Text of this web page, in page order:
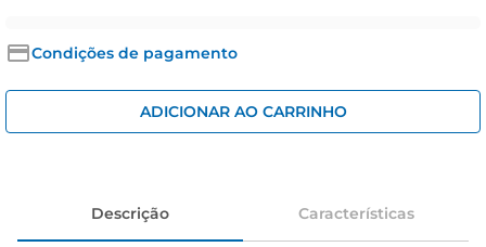
Condições de pagamento
ADICIONAR AO CARRINHO
Descrição Características
cerveja
papel higiênico